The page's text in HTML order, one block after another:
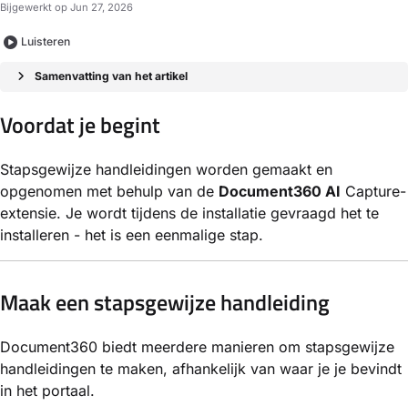
Bijgewerkt op Jun 27, 2026
Luisteren
Samenvatting van het artikel
Voordat je begint
Stapsgewijze handleidingen worden gemaakt en
opgenomen met behulp van de Document360 AI Capture-
extensie. Je wordt tijdens de installatie gevraagd het te
installeren - het is een eenmalige stap.
Maak een stapsgewijze handleiding
Document360 biedt meerdere manieren om stapsgewijze
handleidingen te maken, afhankelijk van waar je je bevindt
in het portaal.